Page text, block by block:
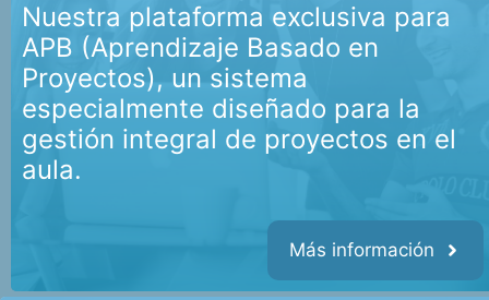
Nuestra plataforma exclusiva para
APB (Aprendizaje Basado en
Proyectos), un sistema
especialmente diseñado para la
gestión integral de proyectos en el
aula.
Más información